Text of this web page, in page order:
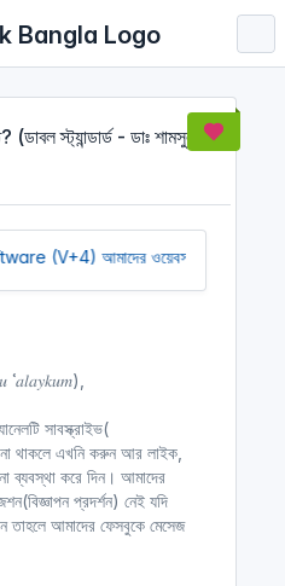
স্ট্যান্ডার্ড - ডাঃ শামসুল
(V+4) আমাদের ওয়েবসাইট সচল
সাবস্ক্রাইভ(
এখনি করুন আর লাইক,
ব্যবস্থা করে দিন। আমাদের
প্রদর্শন) নেই যদি
তাহলে আমাদের ফেসবুকে মেসেজ